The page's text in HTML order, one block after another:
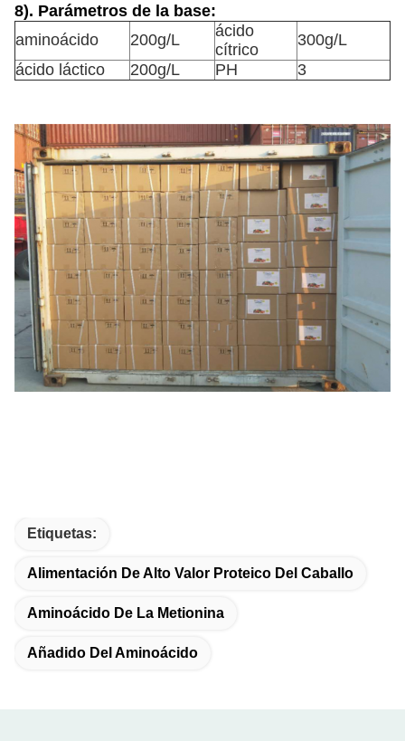
8). Parámetros de la base:
aminoácido
200g/L
ácido
cítrico
300g/L
ácido láctico
200g/L PH 3
Etiquetas:
Alimentación De Alto Valor Proteico Del Caballo
Aminoácido De La Metionina
Añadido Del Aminoácido